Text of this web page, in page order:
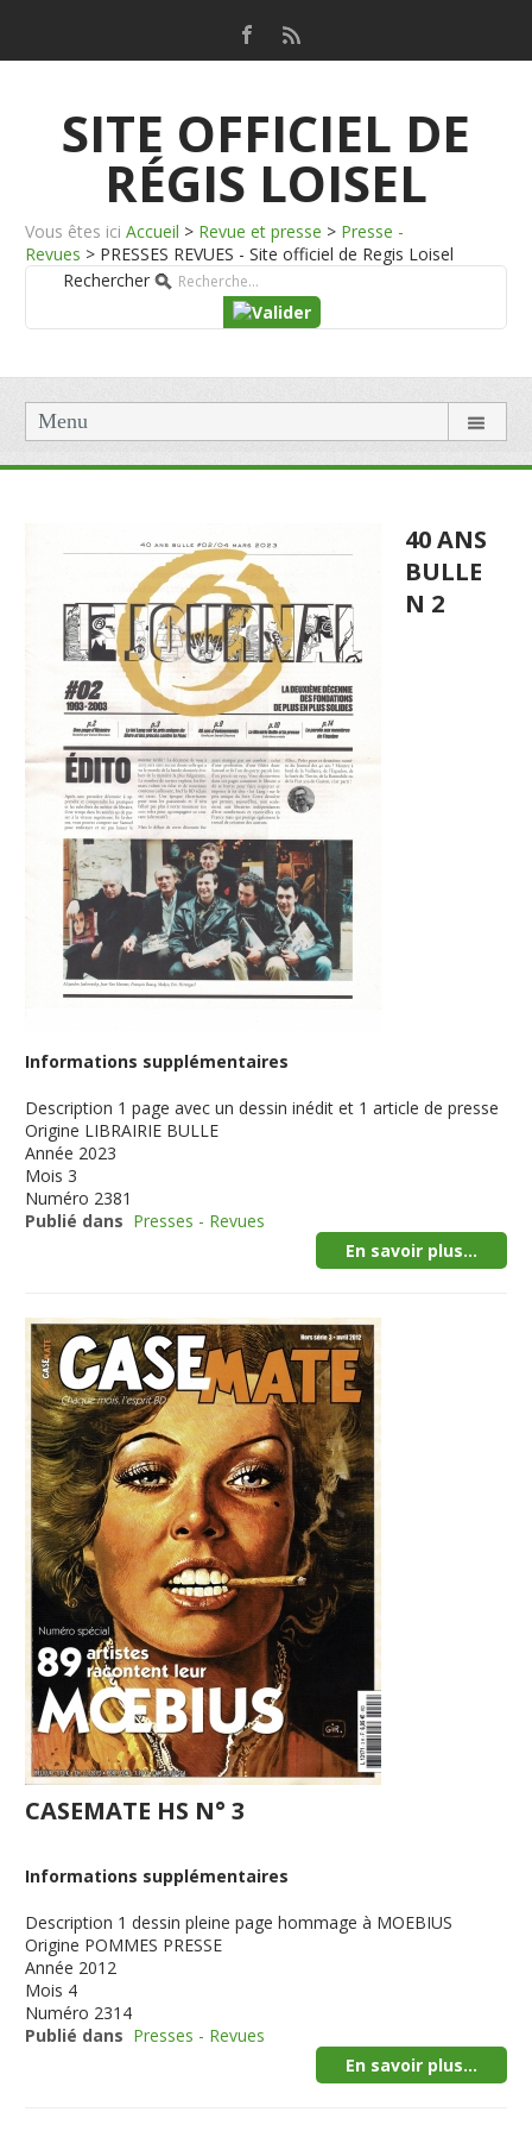
SITE OFFICIEL DE
RÉGIS LOISEL
Vous êtes ici Accueil > Revue et presse > Presse -
Revues > PRESSES REVUES - Site officiel de Regis Loisel
Rechercher
Menu
40 ANS
BULLE
N 2
Informations supplémentaires
Description 1 page avec un dessin inédit et 1 article de presse
Origine LIBRAIRIE BULLE
Année 2023
Mois 3
Numéro 2381
Publié dans Presses - Revues
En savoir plus...
CASEMATE HS N° 3
Informations supplémentaires
Description 1 dessin pleine page hommage à MOEBIUS
Origine POMMES PRESSE
Année 2012
Mois 4
Numéro 2314
Publié dans Presses - Revues
En savoir plus...